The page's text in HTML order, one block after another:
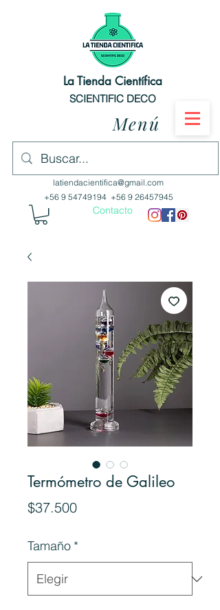
La Tienda Científica
SCIENTIFIC DECO
Menú
latiendacientifica@gmail.com
+56 9 54749194 +56 9 26457945
Contacto
Termómetro de Galileo
$37.500Precio
Tamaño *